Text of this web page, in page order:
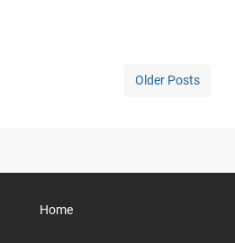
Older Posts
Home